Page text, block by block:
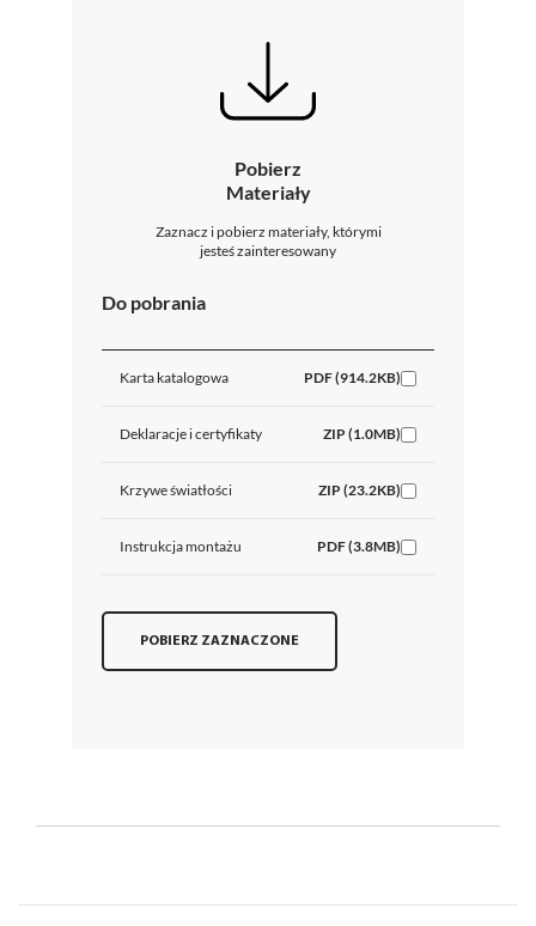
Pobierz
Materiały
Zaznacz i pobierz materiały, którymi
jesteś zainteresowany
Do pobrania
Karta katalogowa PDF (914.2KB)
Deklaracje i certyfikaty ZIP (1.0MB)
Krzywe światłości ZIP (23.2KB)
Instrukcja montażu PDF (3.8MB)
POBIERZ ZAZNACZONE